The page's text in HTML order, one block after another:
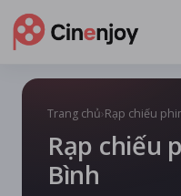
Trang chủ›Rạp chiếu
Rạp chiếu
Bình